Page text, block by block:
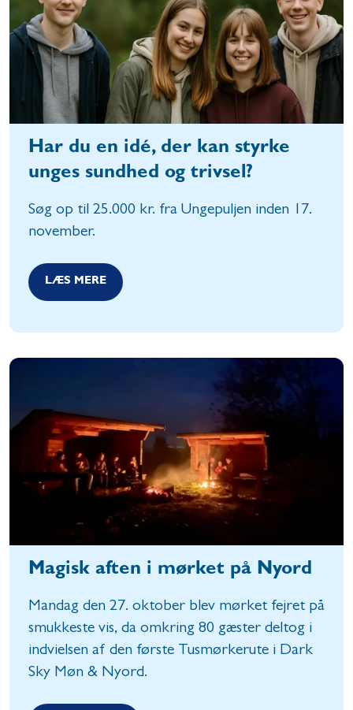
Har du en idé, der kan styrke
unges sundhed og trivsel?
Søg op til 25.000 kr. fra Ungepuljen inden 17.
november.
LÆS MERE
Magisk aften i mørket på Nyord
Mandag den 27. oktober blev mørket fejret på
smukkeste vis, da omkring 80 gæster deltog i
indvielsen af den første Tusmørkerute i Dark
Sky Møn & Nyord.